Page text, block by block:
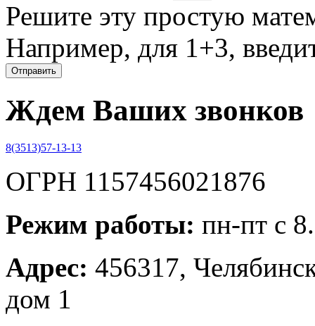
Решите эту простую
Например, для 1+3,
Ждем Ваших звонков
8(3513)57-13-13
ОГРН 1157456021876
Режим работы: пн-пт с
Адрес: 456317,
дом 1